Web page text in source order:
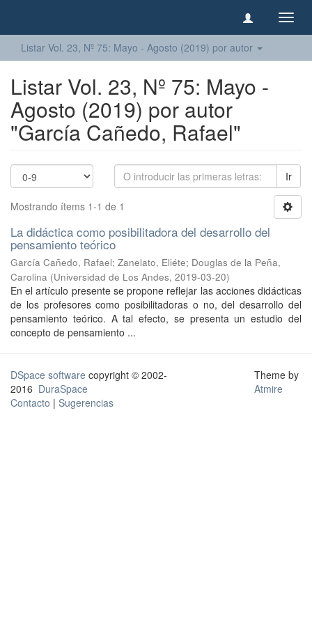
Listar Vol. 23, Nº 75: Mayo - Agosto (2019) por autor
Listar Vol. 23, Nº 75: Mayo -
Agosto (2019) por autor
"García Cañedo, Rafael"
Ir
Mostrando ítems 1-1 de 1
La didáctica como posibilitadora del desarrollo del
pensamiento teórico
García Cañedo, Rafael; Zanelato, Eliéte; Douglas de la Peña,
Carolina (Universidad de Los Andes, 2019-03-20)
En el artículo presente se propone reflejar las acciones didácticas
de los profesores como posibilitadoras o no, del desarrollo del
pensamiento teórico. A tal efecto, se presenta un estudio del
concepto de pensamiento ...
DSpace software copyright © 2002-
2016 DuraSpace
Contacto | Sugerencias
Theme by
Atmire